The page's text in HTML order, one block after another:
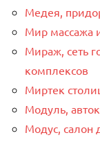
Медея,
Мир массажа
Мираж, сеть
комплексов
Миртек
Модуль,
Модус, салон